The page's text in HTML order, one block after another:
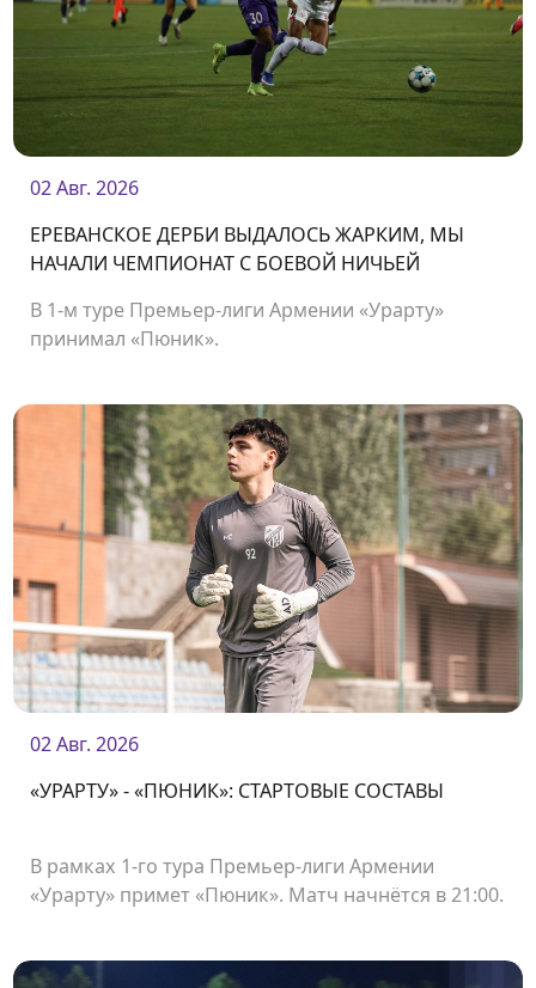
02 Авг. 2026
ЕРЕВАНСКОЕ ДЕРБИ ВЫДАЛОСЬ ЖАРКИМ, МЫ
НАЧАЛИ ЧЕМПИОНАТ С БОЕВОЙ НИЧЬЕЙ
В 1-м туре Премьер-лиги Армении «Урарту»
принимал «Пюник».
02 Авг. 2026
«УРАРТУ» - «ПЮНИК»: СТАРТОВЫЕ СОСТАВЫ
В рамках 1-го тура Премьер-лиги Армении
«Урарту» примет «Пюник». Матч начнётся в 21:00.